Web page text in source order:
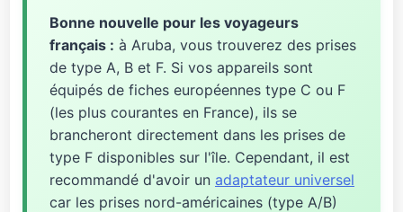
Bonne nouvelle pour les voyageurs
français : à Aruba, vous trouverez des prises
de type A, B et F. Si vos appareils sont
équipés de fiches européennes type C ou F
(les plus courantes en France), ils se
brancheront directement dans les prises de
type F disponibles sur l'île. Cependant, il est
recommandé d'avoir un adaptateur universel
car les prises nord-américaines (type A/B)